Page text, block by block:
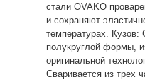
стали OVAKO
и сохраняют
температурах. Кузов:
полукруглой формы,
оригинальной
Сваривается из трех